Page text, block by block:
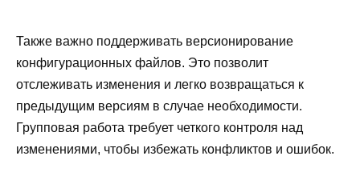
Также важно поддерживать версионирование
конфигурационных файлов. Это позволит
отслеживать изменения и легко возвращаться к
предыдущим версиям в случае необходимости.
Групповая работа требует четкого контроля над
изменениями, чтобы избежать конфликтов и ошибок.